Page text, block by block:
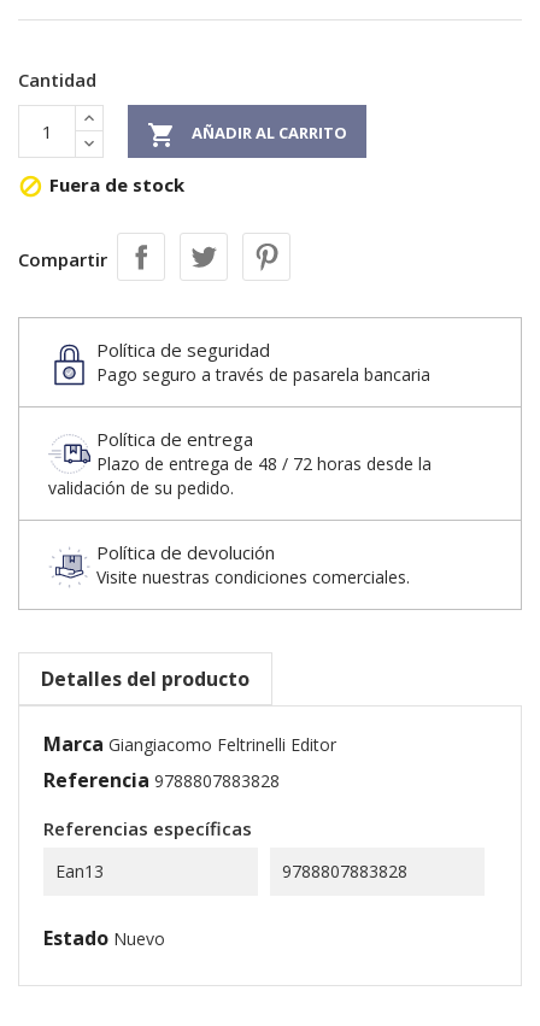
Cantidad
 AÑADIR AL CARRITO
 Fuera de stock
Compartir
Política de seguridad
Pago seguro a través de pasarela bancaria
Política de entrega
Plazo de entrega de 48 / 72 horas desde la
validación de su pedido.
Política de devolución
Visite nuestras condiciones comerciales.
Detalles del producto
Marca Giangiacomo Feltrinelli Editor
Referencia 9788807883828
Referencias específicas
Ean13 9788807883828
Estado Nuevo